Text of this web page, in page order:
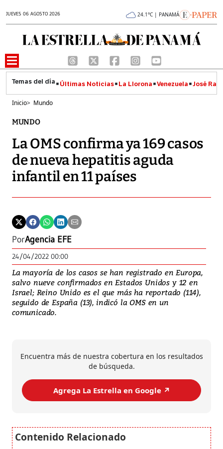
JUEVES 06 AGOSTO 2026 24.1°C | PANAMÁ
Últimas Noticias La Llorona Venezuela José
Inicio> Mundo
MUNDO
La OMS confirma ya 169 casos
de nueva hepatitis aguda
infantil en 11 países
PorAgencia EFE
24/04/2022 00:00
La mayoría de los casos se han registrado en Europa,
salvo nueve confirmados en Estados Unidos y 12 en
Israel; Reino Unido es el que más ha reportado (114),
seguido de España (13), indicó la OMS en un
comunicado.
Encuentra más de nuestra cobertura en los resultados
de búsqueda.
Agrega La Estrella en Google ↗️